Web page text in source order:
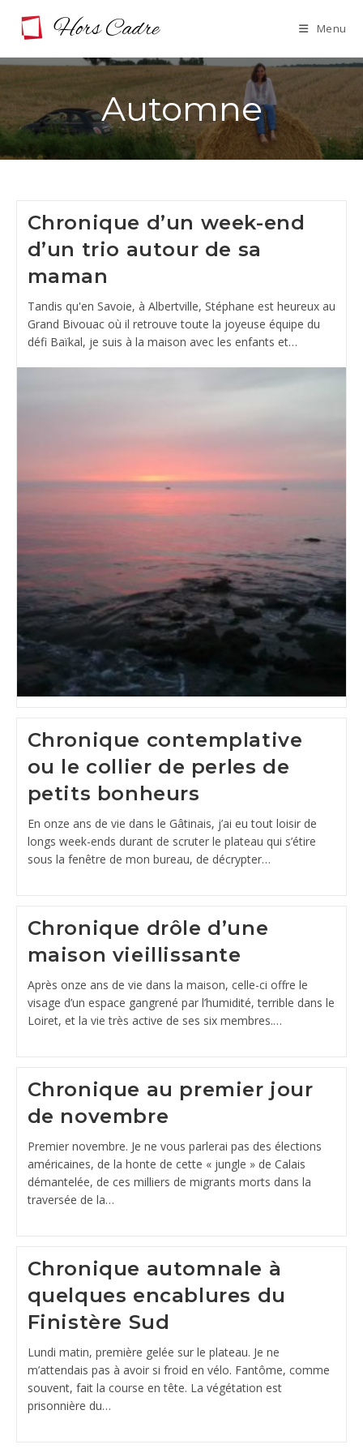
Menu
Automne
Chronique d’un week-end
d’un trio autour de sa
maman
Tandis qu'en Savoie, à Albertville, Stéphane est heureux au
Grand Bivouac où il retrouve toute la joyeuse équipe du
défi Baïkal, je suis à la maison avec les enfants et…
Chronique contemplative
ou le collier de perles de
petits bonheurs
En onze ans de vie dans le Gâtinais, j’ai eu tout loisir de
longs week-ends durant de scruter le plateau qui s’étire
sous la fenêtre de mon bureau, de décrypter…
Chronique drôle d’une
maison vieillissante
Après onze ans de vie dans la maison, celle-ci offre le
visage d’un espace gangrené par l’humidité, terrible dans le
Loiret, et la vie très active de ses six membres.…
Chronique au premier jour
de novembre
Premier novembre. Je ne vous parlerai pas des élections
américaines, de la honte de cette « jungle » de Calais
démantelée, de ces milliers de migrants morts dans la
traversée de la…
Chronique automnale à
quelques encablures du
Finistère Sud
Lundi matin, première gelée sur le plateau. Je ne
m’attendais pas à avoir si froid en vélo. Fantôme, comme
souvent, fait la course en tête. La végétation est
prisonnière du…